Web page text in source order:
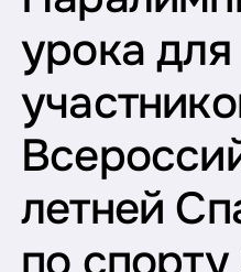
урока для
летней